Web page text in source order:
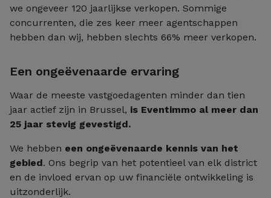
we ongeveer 120 jaarlijkse verkopen. Sommige
concurrenten, die zes keer meer agentschappen
hebben dan wij, hebben slechts 66% meer verkopen.
Een ongeëvenaarde ervaring
Waar de meeste vastgoedagenten minder dan tien
jaar actief zijn in Brussel, is Eventimmo al meer dan
25 jaar stevig gevestigd.
We hebben een ongeëvenaarde kennis van het
gebied. Ons begrip van het potentieel van elk district
en de invloed ervan op uw financiële ontwikkeling is
uitzonderlijk.